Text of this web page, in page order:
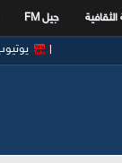
الثقافية جيل FM